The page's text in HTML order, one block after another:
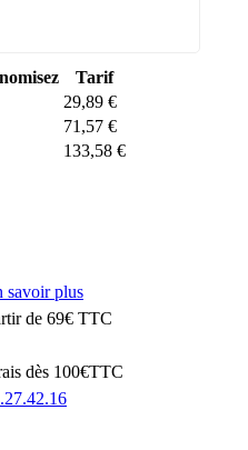
Tarif
29,89 €
71,57 €
133,58 €
savoir plus
de 69€ TTC
dès 100€TTC